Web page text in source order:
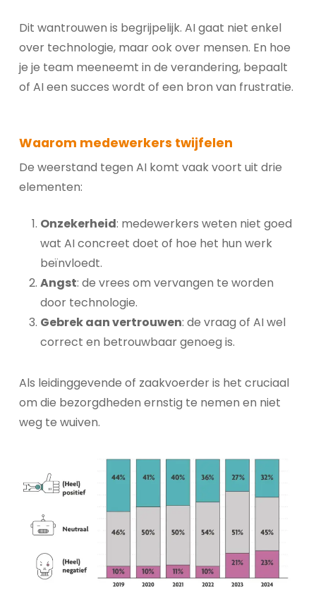
Dit wantrouwen is begrijpelijk. AI gaat niet enkel
over technologie, maar ook over mensen. En hoe
je je team meeneemt in de verandering, bepaalt
of AI een succes wordt of een bron van frustratie.
Waarom medewerkers twijfelen
De weerstand tegen AI komt vaak voort uit drie
elementen:
Onzekerheid: medewerkers weten niet goed
wat AI concreet doet of hoe het hun werk
beïnvloedt.
Angst: de vrees om vervangen te worden
door technologie.
Gebrek aan vertrouwen: de vraag of AI wel
correct en betrouwbaar genoeg is.
Als leidinggevende of zaakvoerder is het cruciaal
om die bezorgdheden ernstig te nemen en niet
weg te wuiven.